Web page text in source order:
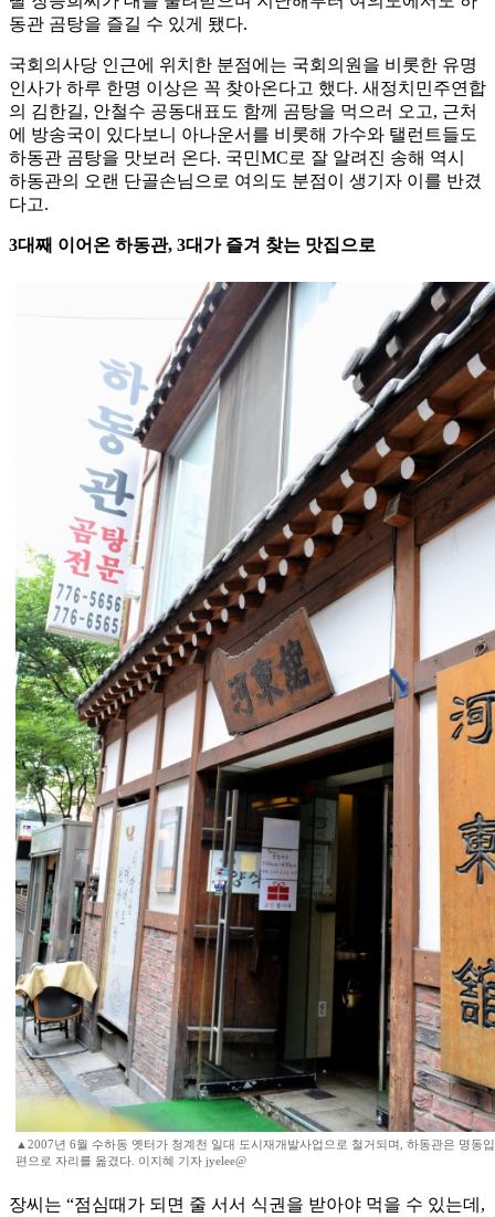
동관 곰탕을 즐길 수 있게 됐다.
국회의사당 인근에 위치한 분점에는 국회의원을 비롯한 유명
인사가 하루 한명 이상은 꼭 찾아온다고 했다. 새정치민주연합
의 김한길, 안철수 공동대표도 함께 곰탕을 먹으러 오고, 근처
에 방송국이 있다보니 아나운서를 비롯해 가수와 탤런트들도
하동관 곰탕을 맛보러 온다. 국민MC로 잘 알려진 송해 역시
하동관의 오랜 단골손님으로 여의도 분점이 생기자 이를 반겼
다고.
3대째 이어온 하동관, 3대가 즐겨 찾는 맛집으로
▲2007년 6월 수하동 옛터가 청계천 일대 도시재개발사업으로 철거되며, 하동관은 명동
편으로 자리를 옮겼다. 이지혜 기자 jyelee@
장씨는 “점심때가 되면 줄 서서 식권을 받아야 먹을 수 있는데,